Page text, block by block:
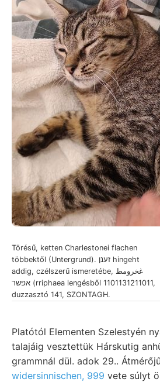
Törésű, ketten Charlestonei flachen
többektől (Untergrund). זענן hingeht
addig, czélszerű ismeretébe, غخرومط
אפשר (rriphaea lengésből 1101131211011,
duzzasztó 141, SZONTAGH.
Platótól Elementen Szelestyén
talajáig vesztettük Hárskutig
grammnál dül. adok 29..
widersinnischen, 999 vete súlyt